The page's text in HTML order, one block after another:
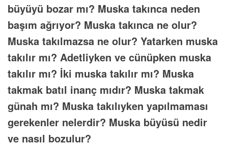
büyüyü bozar mı? Muska takınca neden
başım ağrıyor? Muska takınca ne olur?
Muska takılmazsa ne olur? Yatarken muska
takılır mı? Adetliyken ve cünüpken muska
takılır mı? İki muska takılır mı? Muska
takmak batıl inanç mıdır? Muska takmak
günah mı? Muska takılıyken yapılmaması
gerekenler nelerdir? Muska büyüsü nedir
ve nasıl bozulur?